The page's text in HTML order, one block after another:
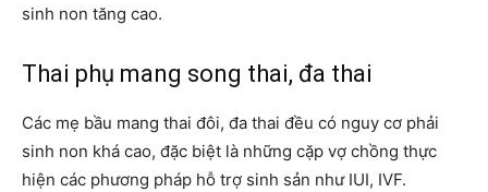
sinh non tăng cao.
Thai phụ mang song thai, đa thai
Các mẹ bầu mang thai đôi, đa thai đều có nguy cơ phải
sinh non khá cao, đặc biệt là những cặp vợ chồng thực
hiện các phương pháp hỗ trợ sinh sản như IUI, IVF.